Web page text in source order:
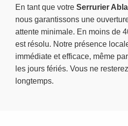
En tant que votre Serrurier
nous garantissons une
attente minimale. En moins de
est résolu. Notre présence
immédiate et efficace, même
les jours fériés. Vous ne
longtemps.